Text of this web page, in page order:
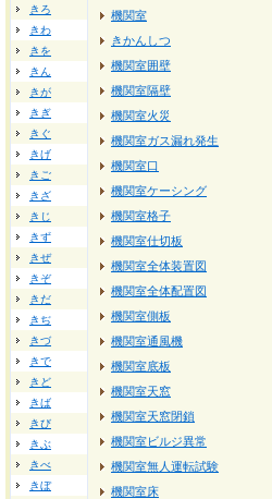
きろ
きわ
きを
きん
きが
きぎ
きぐ
きげ
きご
きざ
きじ
きず
きぜ
きぞ
きだ
きぢ
きづ
きで
きど
きば
きび
きぶ
きべ
きぼ
機関室
きかんしつ
機関室囲壁
機関室隔壁
機関室火災
機関室ガス漏れ発生
機関室口
機関室ケーシング
機関室格子
機関室仕切板
機関室全体装置図
機関室全体配置図
機関室側板
機関室通風機
機関室底板
機関室天窓
機関室天窓閉鎖
機関室ビルジ異常
機関室無人運転試験
機関室床